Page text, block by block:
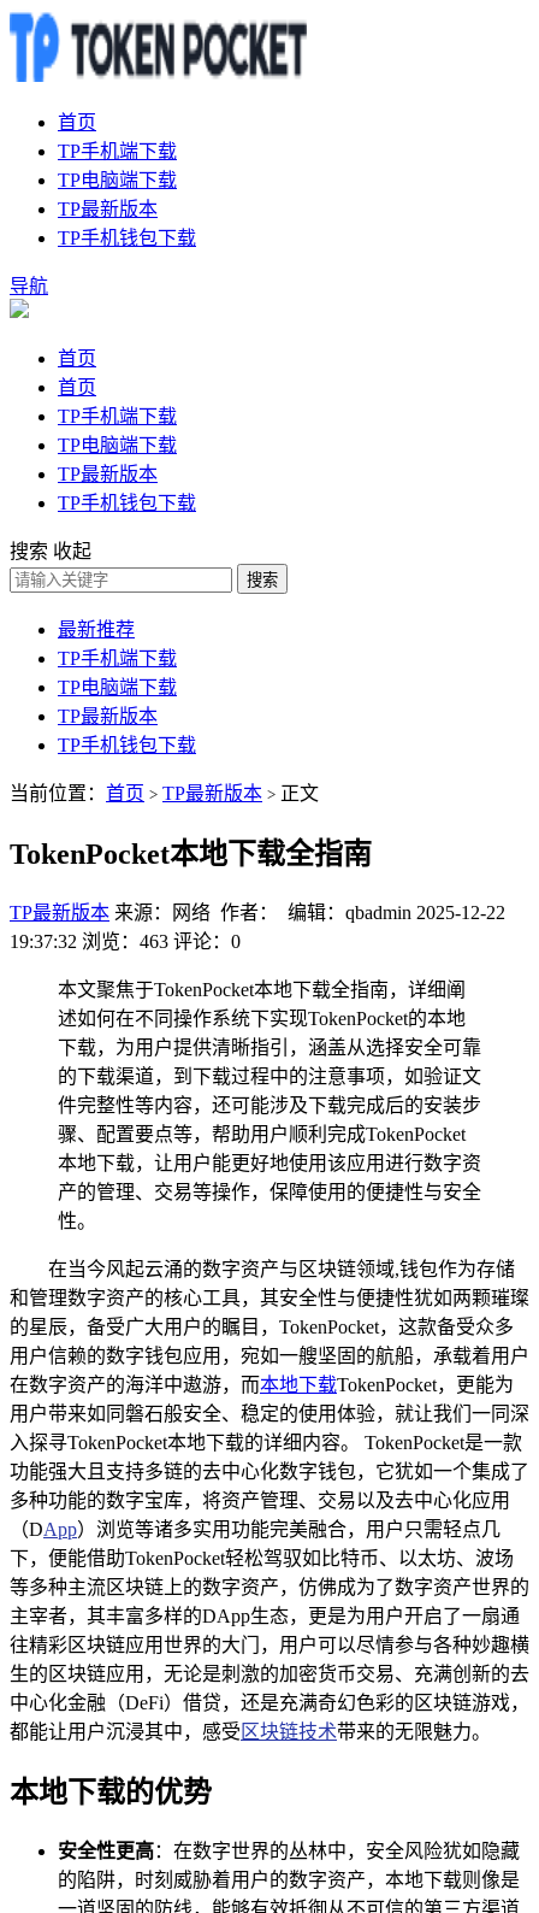
首页
TP手机端下载
TP电脑端下载
TP最新版本
TP手机钱包下载
导航
首页
首页
TP手机端下载
TP电脑端下载
TP最新版本
TP手机钱包下载
搜索 收起
搜索
最新推荐
TP手机端下载
TP电脑端下载
TP最新版本
TP手机钱包下载
当前位置： 首页 > TP最新版本 > 正文
TokenPocket本地下载全指南
TP最新版本 来源：网络 作者： 编辑：qbadmin 2025-12-22
19:37:32 浏览：463 评论：0
本文聚焦于TokenPocket本地下载全指南，详细阐
述如何在不同操作系统下实现TokenPocket的本地
下载，为用户提供清晰指引，涵盖从选择安全可靠
的下载渠道，到下载过程中的注意事项，如验证文
件完整性等内容，还可能涉及下载完成后的安装步
骤、配置要点等，帮助用户顺利完成TokenPocket
本地下载，让用户能更好地使用该应用进行数字资
产的管理、交易等操作，保障使用的便捷性与安全
性。
在当今风起云涌的数字资产与区块链领域,钱包作为存储
和管理数字资产的核心工具，其安全性与便捷性犹如两颗璀璨
的星辰，备受广大用户的瞩目，TokenPocket，这款备受众多
用户信赖的数字钱包应用，宛如一艘坚固的航船，承载着用户
在数字资产的海洋中遨游，而本地下载TokenPocket，更能为
用户带来如同磐石般安全、稳定的使用体验，就让我们一同深
入探寻TokenPocket本地下载的详细内容。 TokenPocket是一款
功能强大且支持多链的去中心化数字钱包，它犹如一个集成了
多种功能的数字宝库，将资产管理、交易以及去中心化应用
（DApp）浏览等诸多实用功能完美融合，用户只需轻点几
下，便能借助TokenPocket轻松驾驭如比特币、以太坊、波场
等多种主流区块链上的数字资产，仿佛成为了数字资产世界的
主宰者，其丰富多样的DApp生态，更是为用户开启了一扇通
往精彩区块链应用世界的大门，用户可以尽情参与各种妙趣横
生的区块链应用，无论是刺激的加密货币交易、充满创新的去
中心化金融（DeFi）借贷，还是充满奇幻色彩的区块链游戏，
都能让用户沉浸其中，感受 区块链技术带来的无限魅力。
本地下载的优势
安全性更高：在数字世界的丛林中，安全风险犹如隐藏
的陷阱，时刻威胁着用户的数字资产，本地下载则像是
一道坚固的防线，能够有效抵御从不可信的第三方渠道